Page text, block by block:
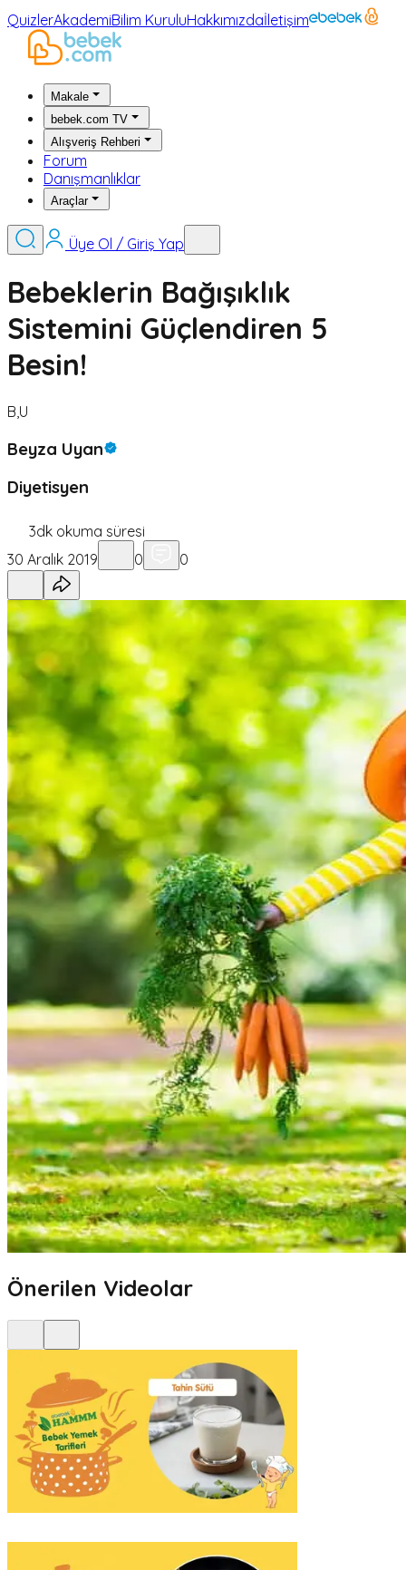
QuizlerAkademiBilim KuruluHakkımızdaİletişim
Makale
bebek.com TV
Alışveriş Rehberi
Forum
Danışmanlıklar
Araçlar
Üye Ol / Giriş Yap
Bebeklerin Bağışıklık
Sistemini Güçlendiren 5
Besin!
B,U
Beyza Uyan
Diyetisyen
3dk okuma süresi
30 Aralık 2019
0 0
Önerilen Videolar